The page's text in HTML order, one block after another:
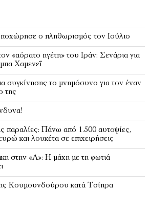
ο πληθωρισμός τον Ιούλιο
«αόρατο ηγέτη» του Ιράν: Σενάρια για
Χαμενεΐ
συγκίνησης το μνημόσυνο για τον έναν
της
παραλίες: Πάνω από 1.500 αυτοψίες,
και λουκέτα σε επιχειρήσεις
στην «Α»: Η μάχη με τη φωτιά
Κουμουνδούρου κατά Τσίπρα